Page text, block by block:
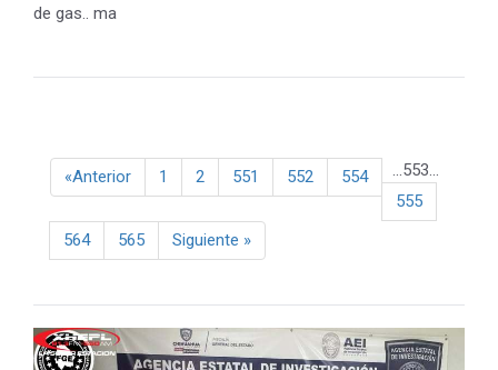
de gas.. ma
«Previous
Anterior 1 2 ...
551 552 553
554
555
...
564 565 Siguiente »Next